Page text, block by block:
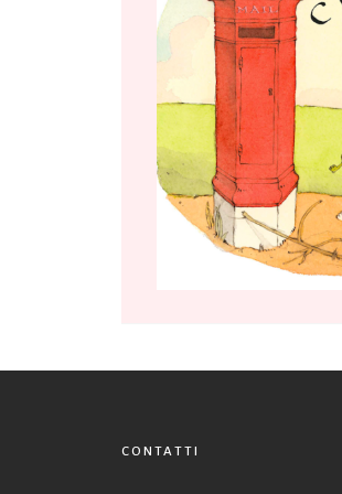
CONTATTI